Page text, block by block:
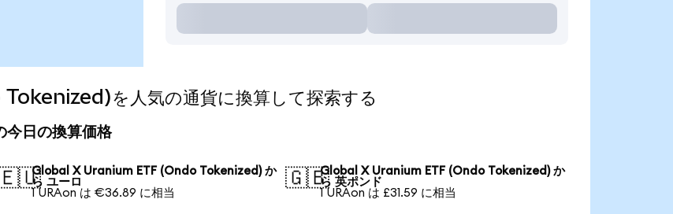
を人気の通貨に換算して探索する
今日の換算価格
Global X Uranium ETF (Ondo Tokenized) か
ら ユーロ
1 URAon は €36.89 に相当
🇬🇧Global X Uranium ETF (Ondo Tokenized) か
ら 英ポンド
1 URAon は £31.59 に相当